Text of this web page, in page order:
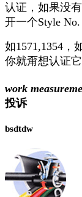
认证，如果没
开一个Style No.
如1571,1354，
你就甭想认证它
work
投诉
bsdtdw